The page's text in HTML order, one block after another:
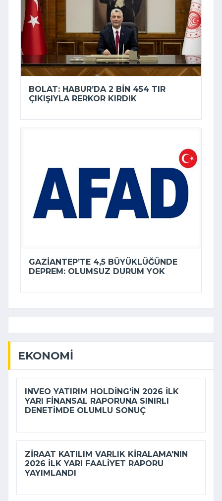
BOLAT: HABUR’DA 2 BIN 454 TIR
ÇIKIŞIYLA RERKOR KIRDIK
GAZIANTEP’TE 4,5 BÜYÜKLÜĞÜNDE
DEPREM: OLUMSUZ DURUM YOK
EKONOMI
INVEO YATIRIM HOLDING'IN 2026 ILK
YARI FINANSAL RAPORUNA SINIRLI
DENETIMDE OLUMLU SONUÇ
ZIRAAT KATILIM VARLIK KIRALAMA'NIN
2026 ILK YARI FAALIYET RAPORU
YAYIMLANDI